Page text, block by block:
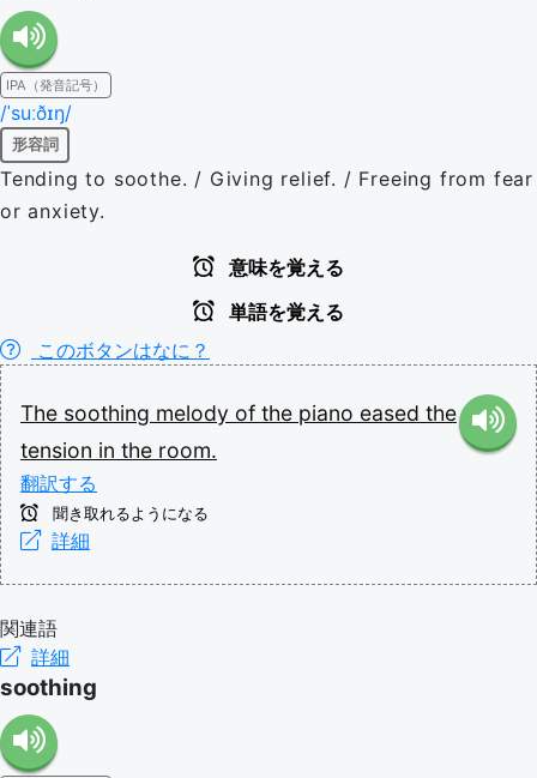
IPA（発音記号）
/ˈsuːðɪŋ/
形容詞
Tending to soothe. / Giving relief. / Freeing from fear
or anxiety.
意味を覚える
単語を覚える
このボタンはなに？
The soothing melody of the piano eased the
tension in the room.
翻訳する
聞き取れるようになる
詳細
関連語
詳細
soothing